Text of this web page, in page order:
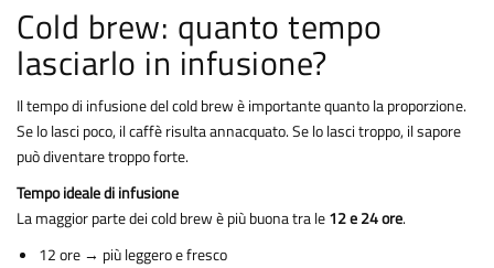
Cold brew: quanto tempo
lasciarlo in infusione?
Il tempo di infusione del cold brew è importante quanto la proporzione.
Se lo lasci poco, il caffè risulta annacquato. Se lo lasci troppo, il sapore
può diventare troppo forte.
Tempo ideale di infusione
La maggior parte dei cold brew è più buona tra le12 e 24 ore.
12 ore → più leggero e fresco